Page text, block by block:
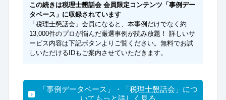
この続きは税理士懇話会 会員限定コンテンツ「事例デー
タベース」に収録されています
「税理士懇話会」会員になると、本事例だけでなく約
13,000件のプロが悩んだ厳選事例が読み放題！ 詳しいサ
ービス内容は下記ボタンよりご覧ください。無料でお試
しいただけるIDもご案内させていただきます。
「事例データベース」・「税理士懇話会」につ